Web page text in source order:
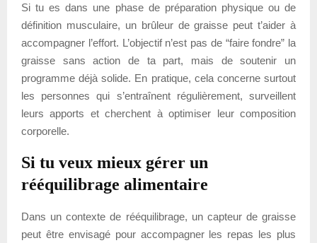
Si tu es dans une phase de préparation physique ou de
définition musculaire, un brûleur de graisse peut t’aider à
accompagner l’effort. L’objectif n’est pas de “faire fondre” la
graisse sans action de ta part, mais de soutenir un
programme déjà solide. En pratique, cela concerne surtout
les personnes qui s’entraînent régulièrement, surveillent
leurs apports et cherchent à optimiser leur composition
corporelle.
Si tu veux mieux gérer un
rééquilibrage alimentaire
Dans un contexte de rééquilibrage, un capteur de graisse
peut être envisagé pour accompagner les repas les plus